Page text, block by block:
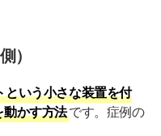
）
という小さな装置を付
動かす方法です。症例の